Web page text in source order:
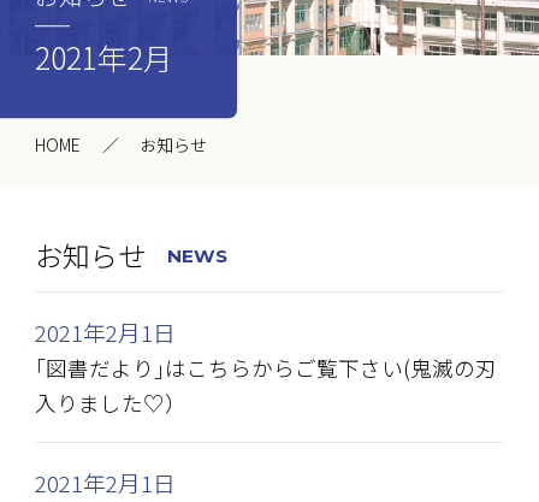
2021年2月
HOME お知らせ
お知らせ NEWS
2021年2月1日
｢図書だより｣はこちらからご覧下さい(鬼滅の刃
入りました♡）
2021年2月1日